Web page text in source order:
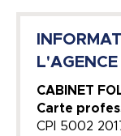
L'AGENCE
CABINET
Carte
CPI 5002